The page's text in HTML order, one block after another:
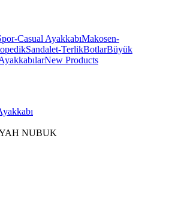
Casual AyakkabıMakosen-
Sandalet-TerlikBotlarBüyük
New Products
NUBUK